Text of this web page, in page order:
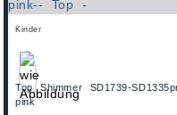
Kinder
Top Shimmer SD1739-
pink